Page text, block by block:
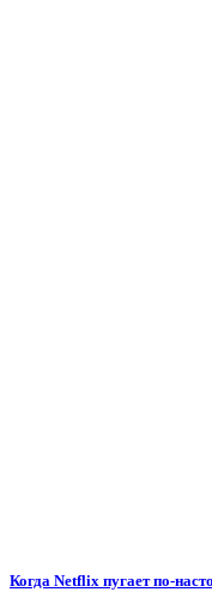
Когда Netflix пугает по-